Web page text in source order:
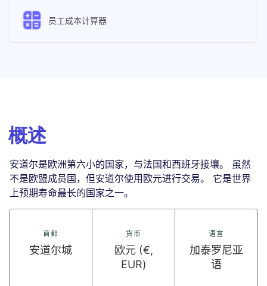
员工成本计算器
概述
安道尔是欧洲第六小的国家，与法国和西班牙接壤。 虽然
不是欧盟成员国，但安道尔使用欧元进行交易。 它是世界
上预期寿命最长的国家之一。
首都
安道尔城
货币
欧元 (€,
EUR)
语言
加泰罗尼亚
语